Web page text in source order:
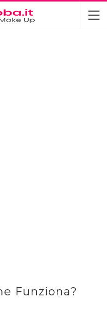
Funziona?